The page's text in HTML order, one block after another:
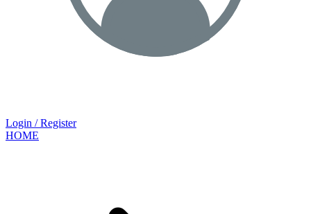
Login / Register
HOME